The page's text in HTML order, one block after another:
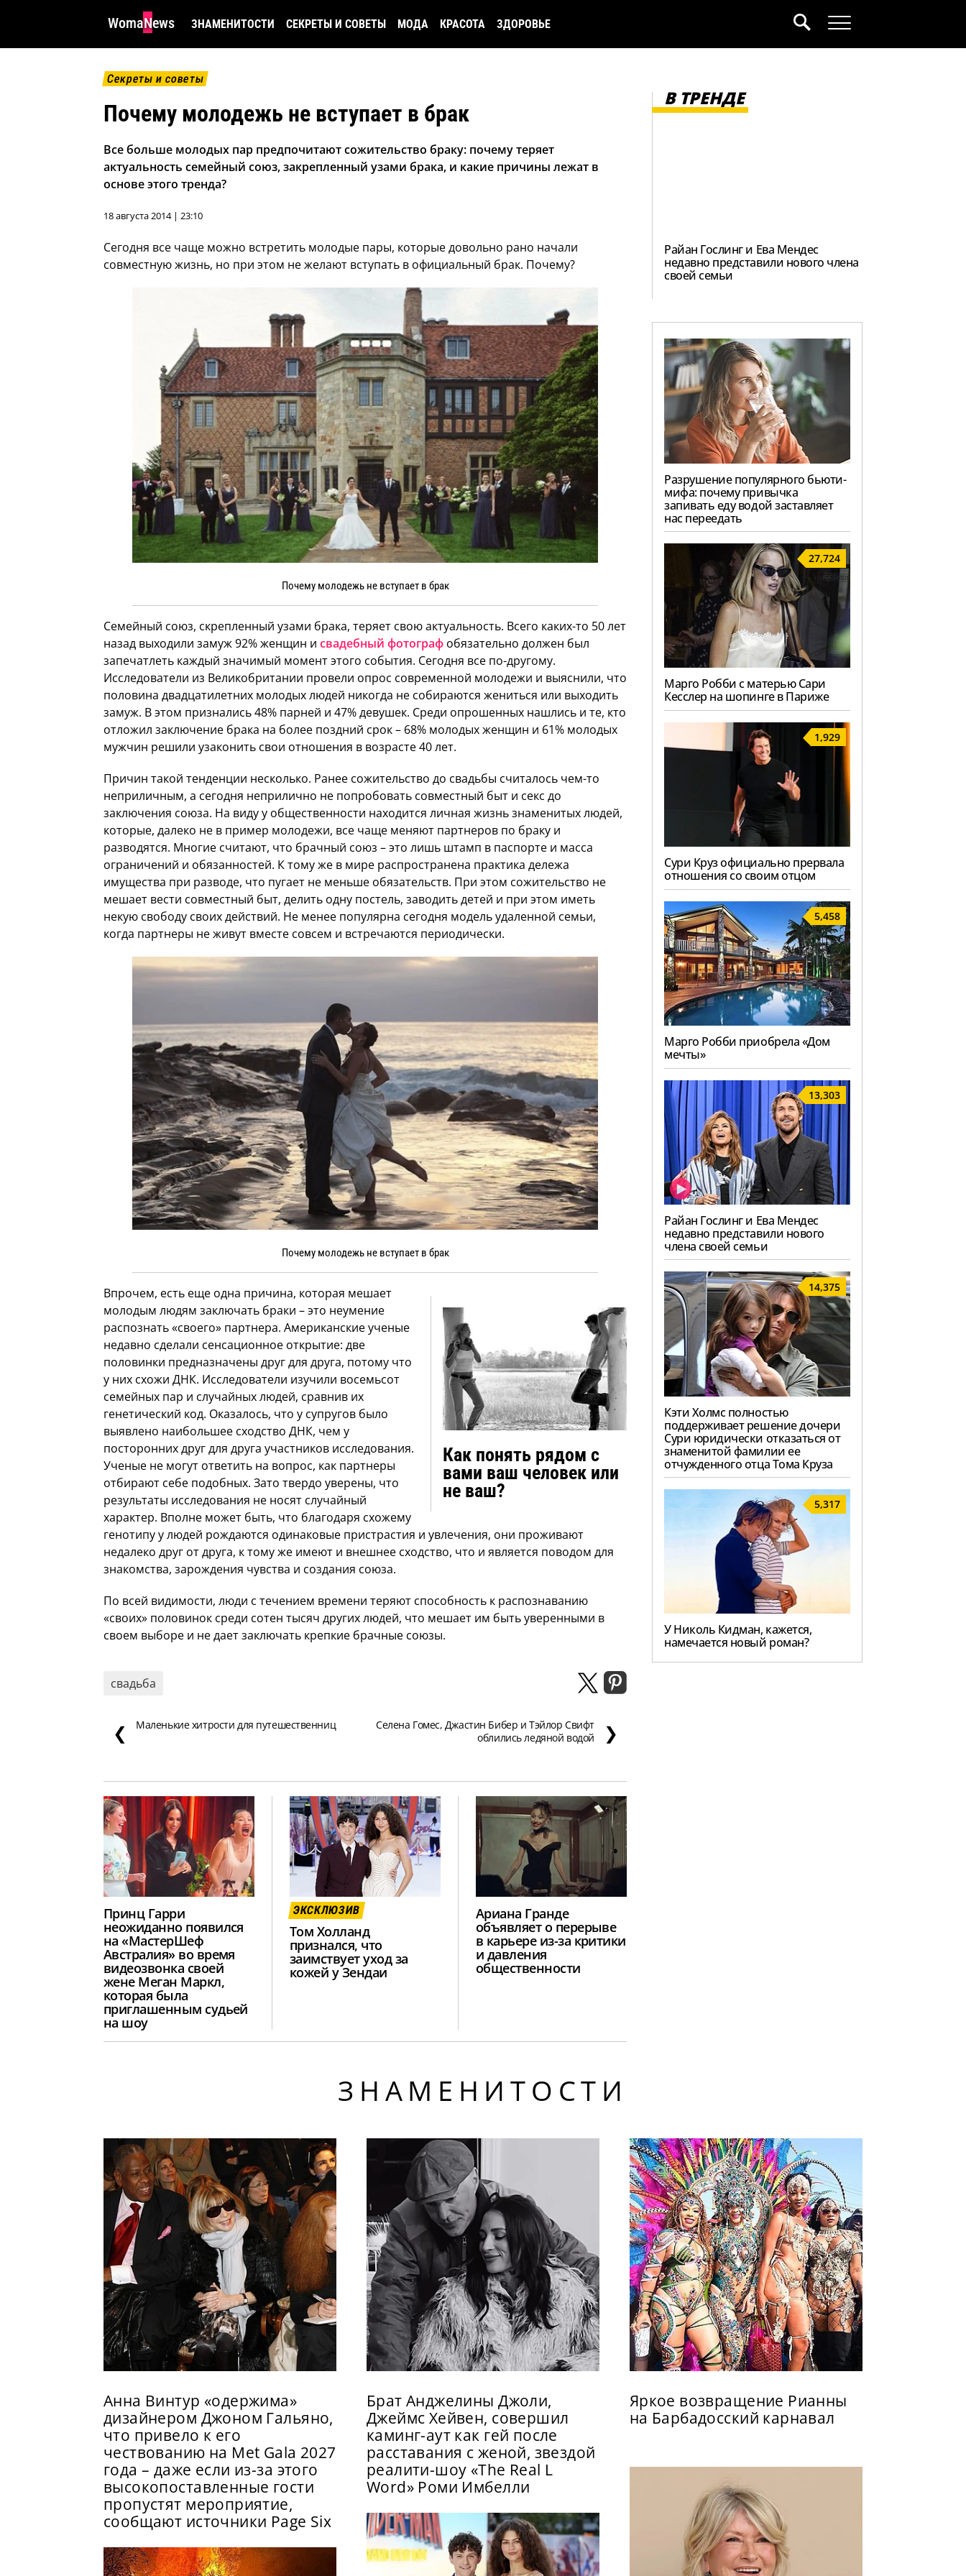
WomaNews ЗНАМЕНИТОСТИ СЕКРЕТЫ И СОВЕТЫ МОДА КРАСОТА ЗДОРОВЬЕ
Секреты и советы
Почему молодежь не вступает в брак
Все больше молодых пар предпочитают сожительство браку: почему теряет
актуальность семейный союз, закрепленный узами брака, и какие причины лежат в
основе этого тренда?
18 августа 2014 | 23:10
Сегодня все чаще можно встретить молодые пары, которые довольно рано начали
совместную жизнь, но при этом не желают вступать в официальный брак. Почему?
Почему молодежь не вступает в брак
Семейный союз, скрепленный узами брака, теряет свою актуальность. Всего каких-то 50 лет
назад выходили замуж 92% женщин и свадебный фотограф обязательно должен был
запечатлеть каждый значимый момент этого события. Сегодня все по-другому.
Исследователи из Великобритании провели опрос современной молодежи и выяснили, что
половина двадцатилетних молодых людей никогда не собираются жениться или выходить
замуж. В этом признались 48% парней и 47% девушек. Среди опрошенных нашлись и те, кто
отложил заключение брака на более поздний срок – 68% молодых женщин и 61% молодых
мужчин решили узаконить свои отношения в возрасте 40 лет.
Причин такой тенденции несколько. Ранее сожительство до свадьбы считалось чем-то
неприличным, а сегодня неприлично не попробовать совместный быт и секс до
заключения союза. На виду у общественности находится личная жизнь знаменитых людей,
которые, далеко не в пример молодежи, все чаще меняют партнеров по браку и
разводятся. Многие считают, что брачный союз – это лишь штамп в паспорте и масса
ограничений и обязанностей. К тому же в мире распространена практика дележа
имущества при разводе, что пугает не меньше обязательств. При этом сожительство не
мешает вести совместный быт, делить одну постель, заводить детей и при этом иметь
некую свободу своих действий. Не менее популярна сегодня модель удаленной семьи,
когда партнеры не живут вместе совсем и встречаются периодически.
Почему молодежь не вступает в брак
Как понять рядом с
вами ваш человек или
не ваш?
Впрочем, есть еще одна причина, которая мешает
молодым людям заключать браки – это неумение
распознать «своего» партнера. Американские ученые
недавно сделали сенсационное открытие: две
половинки предназначены друг для друга, потому что
у них схожи ДНК. Исследователи изучили восемьсот
семейных пар и случайных людей, сравнив их
генетический код. Оказалось, что у супругов было
выявлено наибольшее сходство ДНК, чем у
посторонних друг для друга участников исследования.
Ученые не могут ответить на вопрос, как партнеры
отбирают себе подобных. Зато твердо уверены, что
результаты исследования не носят случайный
характер. Вполне может быть, что благодаря схожему
генотипу у людей рождаются одинаковые пристрастия и увлечения, они проживают
недалеко друг от друга, к тому же имеют и внешнее сходство, что и является поводом для
знакомства, зарождения чувства и создания союза.
По всей видимости, люди с течением времени теряют способность к распознаванию
«своих» половинок среди сотен тысяч других людей, что мешает им быть уверенными в
своем выборе и не дает заключать крепкие брачные союзы.
свадьба
❮ Маленькие хитрости для путешественниц
Селена Гомес, Джастин Бибер и Тэйлор Свифт
облились ледяной водой
❯
Принц Гарри
неожиданно появился
на «МастерШеф
Австралия» во время
видеозвонка своей
жене Меган Маркл,
которая была
приглашенным судьей
на шоу
ЭКСКЛЮЗИВ
Том Холланд
признался, что
заимствует уход за
кожей у Зендаи
Ариана Гранде
объявляет о перерыве
в карьере из-за критики
и давления
общественности
В ТРЕНДЕ
Райан Гослинг и Ева Мендес
недавно представили нового члена
своей семьи
Разрушение популярного бьюти-
мифа: почему привычка
запивать еду водой заставляет
нас переедать
27,724
Марго Робби с матерью Сари
Кесслер на шопинге в Париже
1,929
Сури Круз официально прервала
отношения со своим отцом
5,458
Марго Робби приобрела «Дом
мечты»
13,303
Райан Гослинг и Ева Мендес
недавно представили нового
члена своей семьи
14,375
Кэти Холмс полностью
поддерживает решение дочери
Сури юридически отказаться от
знаменитой фамилии ее
отчужденного отца Тома Круза
5,317
У Николь Кидман, кажется,
намечается новый роман?
ЗНАМЕНИТОСТИ
Анна Винтур «одержима»
дизайнером Джоном Гальяно,
что привело к его
чествованию на Met Gala 2027
года – даже если из-за этого
высокопоставленные гости
пропустят мероприятие,
сообщают источники Page Six
Брат Анджелины Джоли,
Джеймс Хейвен, совершил
каминг-аут как гей после
расставания с женой, звездой
реалити-шоу «The Real L
Word» Роми Имбелли
Яркое возвращение Рианны
на Барбадосский карнавал